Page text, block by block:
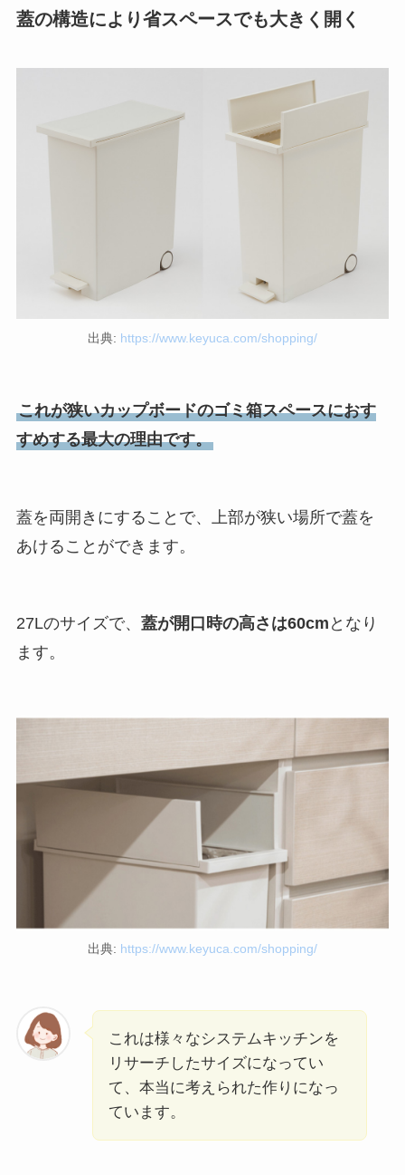
蓋の構造により省スペースでも大きく開く
出典: https://www.keyuca.com/shopping/
これが狭いカップボードのゴミ箱スペースにおす
すめする最大の理由です。
蓋を両開きにすることで、上部が狭い場所で蓋を
あけることができます。
27Lのサイズで、 蓋が開口時の高さは60cm となり
ます。
出典: https://www.keyuca.com/shopping/
これは様々なシステムキッチンを
リサーチしたサイズになってい
て、本当に考えられた作りになっ
ています。